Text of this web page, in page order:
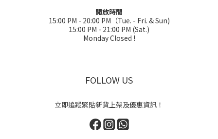
開放時間
15:00 PM - 20:00 PM（Tue. - Fri. & Sun)
15:00 PM - 21:00 PM (Sat.)
Monday Closed !
FOLLOW US
立即追蹤緊貼新貨上架及優惠資訊！